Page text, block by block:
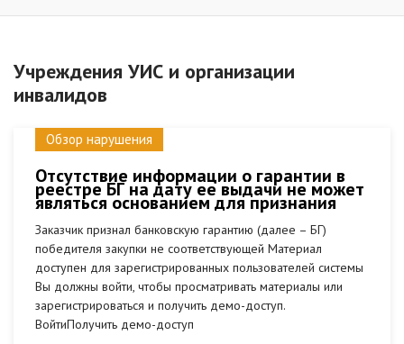
Учреждения УИС и организации
инвалидов
Обзор нарушения
Отсутствие информации о гарантии в
реестре БГ на дату ее выдачи не может
являться основанием для признания
Заказчик признал банковскую гарантию (далее – БГ)
победителя закупки не соответствующей Материал
доступен для зарегистрированных пользователей системы
Вы должны войти, чтобы просматривать материалы или
зарегистрироваться и получить демо-доступ.
ВойтиПолучить демо-доступ